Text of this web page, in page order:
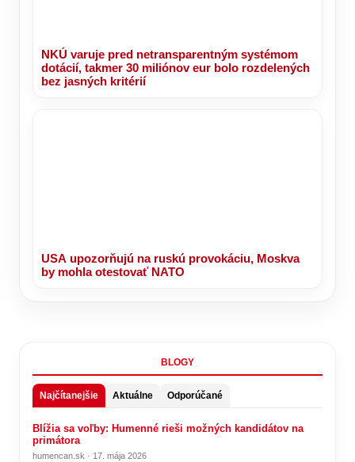
NKÚ varuje pred netransparentným systémom
dotácií, takmer 30 miliónov eur bolo rozdelených
bez jasných kritérií
USA upozorňujú na ruskú provokáciu, Moskva
by mohla otestovať NATO
BLOGY
Najčítanejšie Aktuálne Odporúčané
Blížia sa voľby: Humenné rieši možných kandidátov na
primátora
humencan.sk · 17. mája 2026